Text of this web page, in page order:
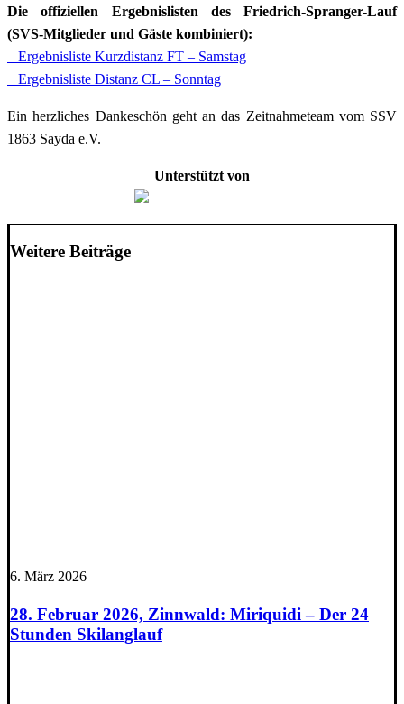
Die offiziellen Ergebnislisten des Friedrich-Spranger-Lauf
(SVS-Mitglieder und Gäste kombiniert):
Ergebnisliste Kurzdistanz FT – Samstag
Ergebnisliste Distanz CL – Sonntag
Ein herzliches Dankeschön geht an das Zeitnahmeteam vom SSV
1863 Sayda e.V.
Unterstützt von
Weitere Beiträge
6. März 2026
28. Februar 2026, Zinnwald: Miriquidi – Der 24
Stunden Skilanglauf